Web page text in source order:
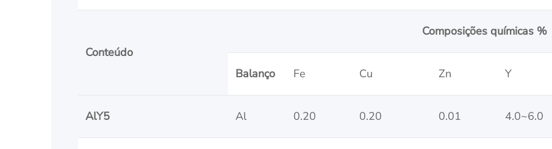
Conteúdo
Composições químicas %
Balanço Fe Cu Zn Y
AlY5 Al 0.20 0.20 0.01 4.0~6.0